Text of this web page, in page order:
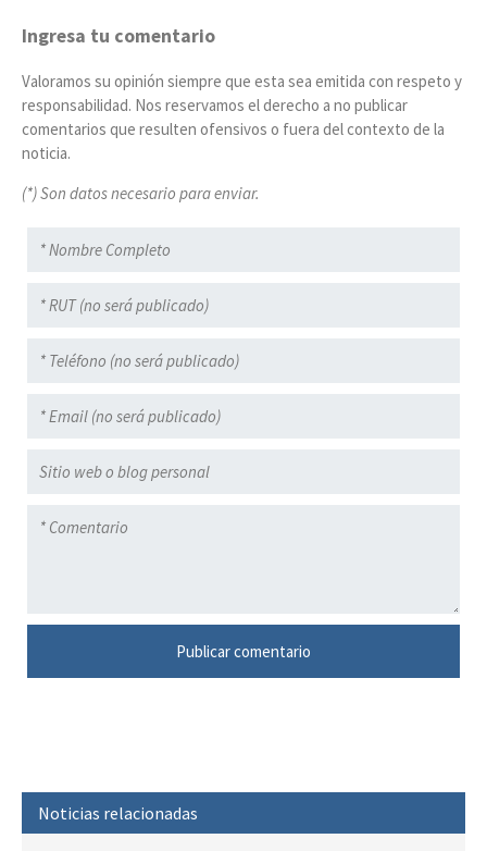
Ingresa tu comentario
Valoramos su opinión siempre que esta sea emitida con respeto y
responsabilidad. Nos reservamos el derecho a no publicar
comentarios que resulten ofensivos o fuera del contexto de la
noticia.
(*) Son datos necesario para enviar.
Noticias relacionadas